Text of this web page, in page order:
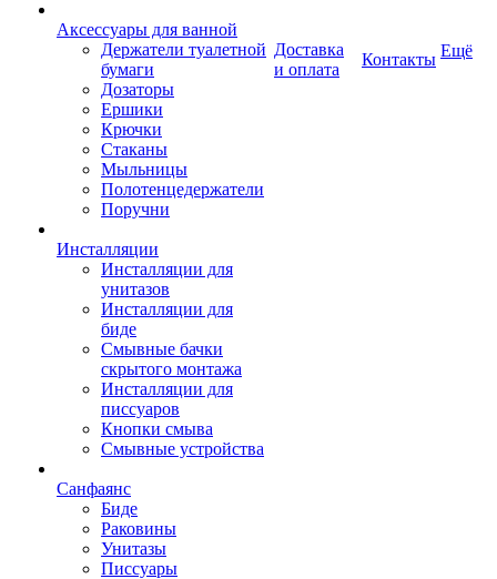
Аксессуары для ванной
Держатели туалетной
бумаги
Дозаторы
Ершики
Крючки
Стаканы
Мыльницы
Полотенцедержатели
Поручни
Инсталляции
Инсталляции для
унитазов
Инсталляции для
биде
Смывные бачки
скрытого монтажа
Инсталляции для
писсуаров
Кнопки смыва
Смывные устройства
Санфаянс
Биде
Раковины
Унитазы
Писсуары
Доставка
и оплата
Контакты Ещё